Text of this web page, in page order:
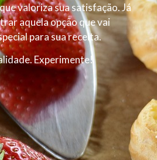
valoriza sua satisfação. Já
aquela opção que vai
para sua receita.
Experimente!